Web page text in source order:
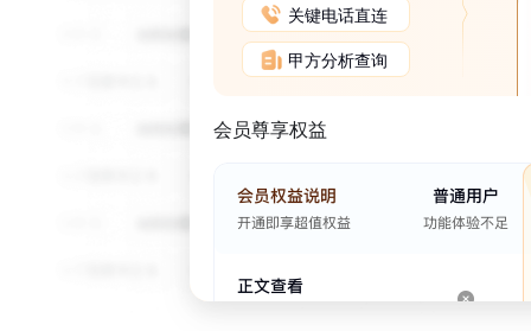
关键电话直连
甲方分析查询
会员尊享权益